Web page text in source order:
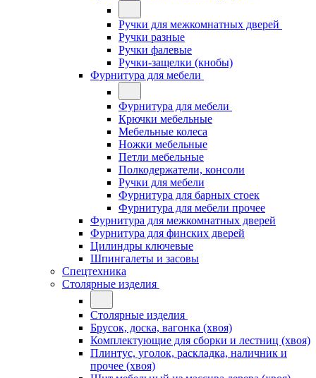
Ручки для межкомнатных дверей
Ручки разные
Ручки фалевые
Ручки-защелки (кнобы)
Фурнитура для мебели
Фурнитура для мебели
Крючки мебельные
Мебельные колеса
Ножки мебельные
Петли мебельные
Полкодержатели, консоли
Ручки для мебели
Фурнитура для барных стоек
Фурнитура для мебели прочее
Фурнитура для межкомнатных дверей
Фурнитура для финских дверей
Цилиндры ключевые
Шпингалеты и засовы
Спецтехника
Столярные изделия
Столярные изделия
Брусок, доска, вагонка (хвоя)
Комплектующие для сборки и лестниц (хвоя)
Плинтус, уголок, раскладка, наличник и
прочее (хвоя)